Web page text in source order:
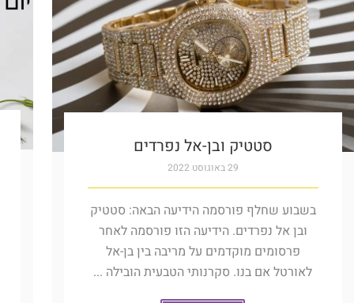
סטטיק ובן-אל נפרדים
29 באוגוסט 2022
בשבוע שחלף פורסמה הידיעה הבאה: סטטיק
ובן אל נפרדים. הידיעה הזו פורסמה לאחר
פרסומים מוקדמים על מריבה בין בן-אל
לאורטל אם בנו. סקרנותי הטבעית הובילה ...